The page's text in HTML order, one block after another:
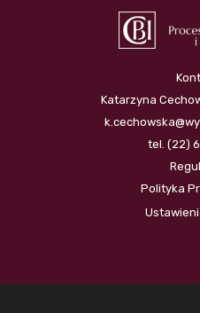
Katarzyna
tel. (22)
Polityka